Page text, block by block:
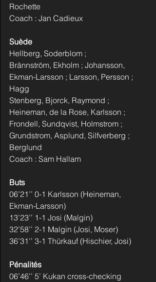
Rochette
Coach : Jan Cadieux
Suède
Hellberg, Soderblom ;
Brännström, Ekholm ; Johansson,
Ekman-Larsson ; Larsson, Persson ;
Hagg
Stenberg, Bjorck, Raymond ;
Heineman, de la Rose, Karlsson ;
Frondell, Sundqvist, Holmstrom ;
Grundstrom, Asplund, Silfverberg ;
Berglund
Coach : Sam Hallam
Buts
06’21’’ 0-1 Karlsson (Heineman,
Ekman-Larsson)
13’23’’ 1-1 Josi (Malgin)
32’58’’ 2-1 Malgin (Josi, Moser)
36’31’’ 3-1 Thürkauf (Hischier, Josi)
Pénalités
06’46’’ 5’ Kukan cross-checking